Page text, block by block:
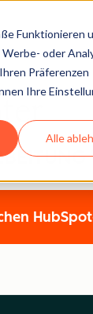
Funktionieren
Werbe- oder
Präferenzen
Ihre
Alle